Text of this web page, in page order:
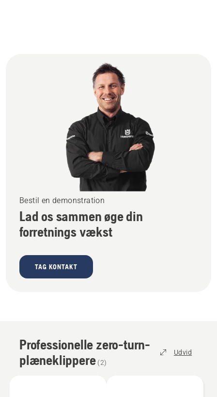
Bestil en demonstration
Lad os sammen øge din
forretnings vækst
TAG KONTAKT
Professionelle zero-turn-
plæneklippere (2)
Udvid